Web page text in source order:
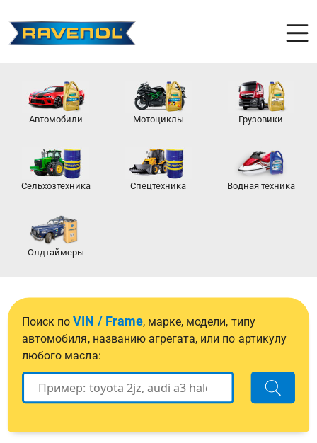
Автомобили Мотоциклы Грузовики
Сельхозтехника Спецтехника Водная техника
Олдтаймеры
Поиск поVIN / Frame, марке, модели, типу
автомобиля, названию агрегата, или по артикулу
любого масла: